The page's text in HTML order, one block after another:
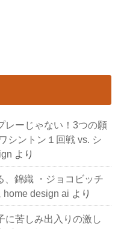
レーじゃない！3つの願
シントン１回戦 vs. シ
より
、錦織 ・ジョコビッチ
home design ai より
に苦しみ出入りの激し